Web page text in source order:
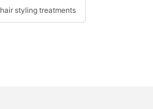
hair styling treatments